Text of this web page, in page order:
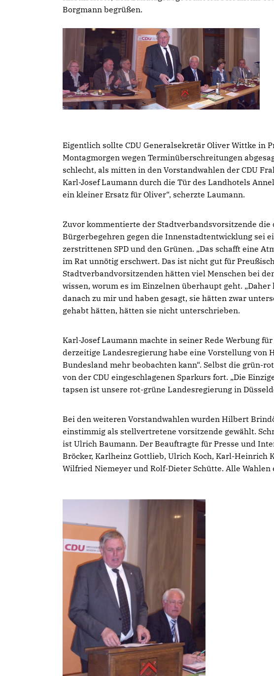
Borgmann begrüßen.
Eigentlich sollte CDU Generalsekretär Oliver Wittke in
Montagmorgen wegen Terminüberschreitungen
schlecht, als mitten in den Vorstandwahlen der CDU
Karl-Josef Laumann durch die Tür des Landhotels
ein kleiner Ersatz für Oliver“, scherzte Laumann.
Zuvor kommentierte der Stadtverbandsvorsitzende
Bürgerbegehren gegen die Innenstadtentwicklung sei
zerstrittenen SPD und den Grünen. „Das schafft eine
im Rat unnötig erschwert. Das ist nicht gut für
Stadtverbandvorsitzenden hätten viel Menschen bei
wissen, worum es im Einzelnen überhaupt geht.
danach zu mir und haben gesagt, sie hätten zwar
gehabt hätten, hätten sie nicht unterschrieben.
Karl-Josef Laumann machte in seiner Rede Werbung
derzeitige Landesregierung habe eine Vorstellung von
Bundesland mehr beobachten kann“. Selbst die grün-
von der CDU eingeschlagenen Sparkurs fort. „Die
tapsen ist unsere rot-grüne Landesregierung in
Bei den weiteren Vorstandwahlen wurden Hilbert
einstimmig als stellvertretene vorsitzende gewählt.
ist Ulrich Baumann. Der Beauftragte für Presse und
Bröcker, Karlheinz Gottlieb, Ulrich Koch, Karl-Heinrich
Wilfried Niemeyer und Rolf-Dieter Schütte. Alle